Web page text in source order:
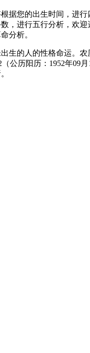
据您的出生时间，进行
，进行五行分析，欢迎
分析。
生的人的性格命运。农
（公历阳历：1952年09